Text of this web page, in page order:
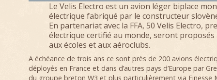
Le Velis Electro est un avion léger biplace
électrique fabriqué par le constructeur
En partenariat avec la FFA, 50 Velis Electro,
électrique certifié au monde, seront proposés
aux écoles et aux aéroclubs.
A échéance de trois ans ce sont près de 200 avions
déployés en France et dans d’autres pays d’Europe par
du groupe breton W3 et plus particulièrement via Finesse